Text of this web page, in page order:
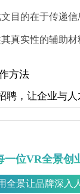
目的在于传递
真实性的辅助材
方法
聘，让企业与人
一位VR全景创
全景让品牌深入